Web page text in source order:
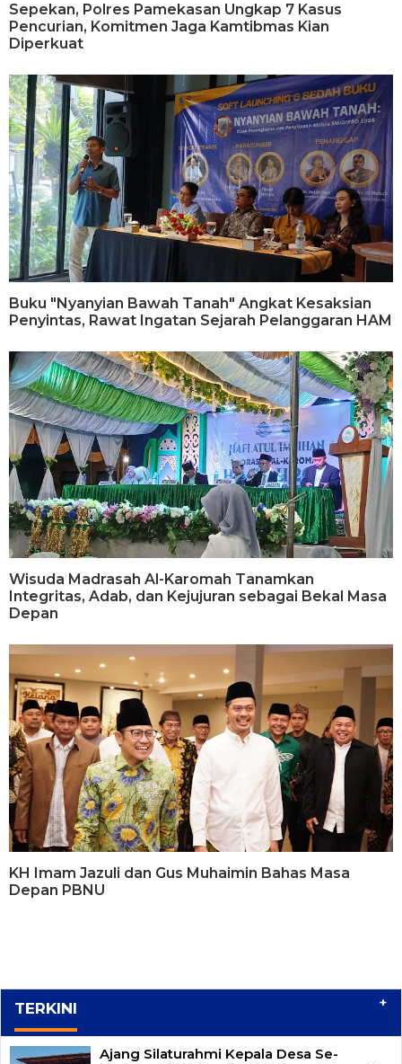
Sepekan, Polres Pamekasan Ungkap 7 Kasus
Pencurian, Komitmen Jaga Kamtibmas Kian
Diperkuat
Buku "Nyanyian Bawah Tanah" Angkat Kesaksian
Penyintas, Rawat Ingatan Sejarah Pelanggaran HAM
Wisuda Madrasah Al-Karomah Tanamkan
Integritas, Adab, dan Kejujuran sebagai Bekal Masa
Depan
KH Imam Jazuli dan Gus Muhaimin Bahas Masa
Depan PBNU
TERKINI +
Ajang Silaturahmi Kepala Desa Se-